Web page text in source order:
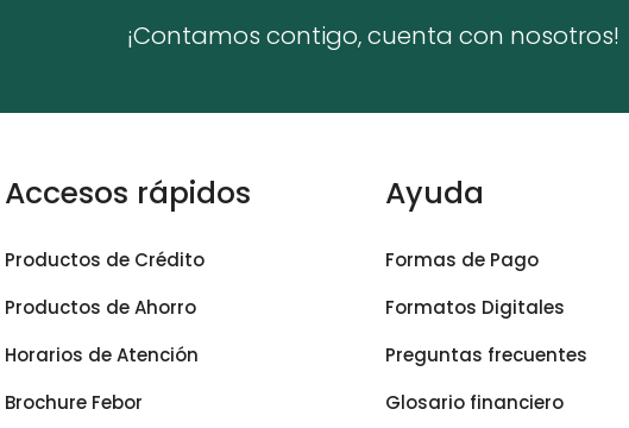
¡Contamos contigo, cuenta con nosotros!
Accesos rápidos
Productos de Crédito
Productos de Ahorro
Horarios de Atención
Brochure Febor
Ayuda
Formas de Pago
Formatos Digitales
Preguntas frecuentes
Glosario financiero